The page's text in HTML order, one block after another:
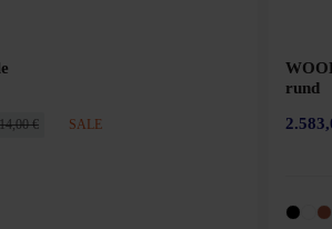
€ SALE
rund